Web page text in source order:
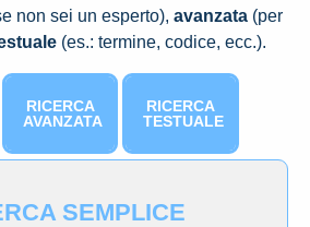
non sei un esperto), avanzata (per
(es.: termine, codice, ecc.).
RICERCA
AVANZATA
RICERCA
TESTUALE
SEMPLICE